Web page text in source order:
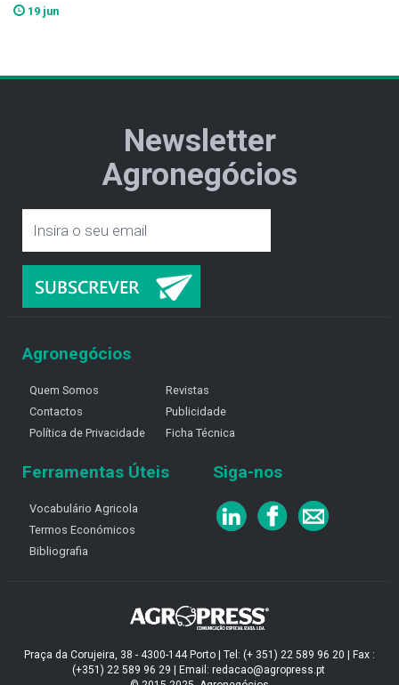
19 jun
Newsletter
Agronegócios
Agronegócios
Quem Somos
Contactos
Política de Privacidade
Revistas
Publicidade
Ficha Técnica
Ferramentas Úteis
Vocabulário Agricola
Termos Económicos
Bibliografia
Siga-nos
Praça da Corujeira, 38 - 4300-144 Porto | Tel: (+ 351) 22 589 96 20 | Fax :
(+351) 22 589 96 29 | Email: redacao@agropress.pt